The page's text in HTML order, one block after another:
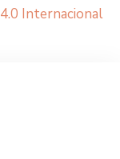
Internacional